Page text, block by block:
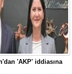
'AKP' iddiasına